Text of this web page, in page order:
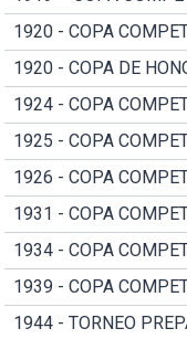
1920 - COPA
1920 - COPA DE
1924 - COPA
1925 - COPA
1926 - COPA
1931 - COPA
1934 - COPA
1939 - COPA
1944 - TORNEO